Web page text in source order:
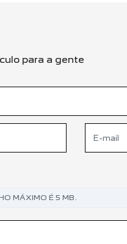
para a gente
MÁXIMO É 5 MB.